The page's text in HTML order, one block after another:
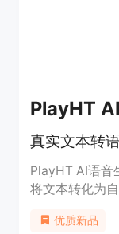
PlayHT AI
真实文本转
PlayHT AI语音
将文本转化为
转化为自然流
优质新品